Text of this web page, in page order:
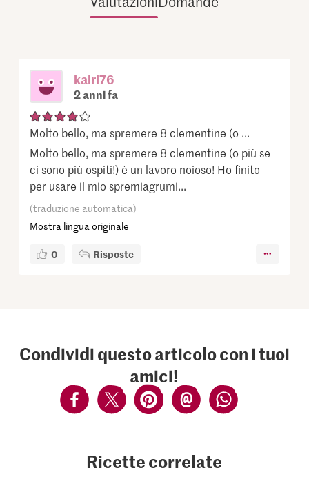
kairi76
2 anni fa
Molto bello, ma spremere 8 clementine (o ...
Molto bello, ma spremere 8 clementine (o più se
ci sono più ospiti!) è un lavoro noioso! Ho finito
per usare il mio spremiagrumi...
(traduzione automatica)
Mostra lingua originale
0 Risposte
Condividi questo articolo con i tuoi
amici!
Ricette correlate